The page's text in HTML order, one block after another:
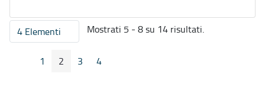
4 ElementiPer pagina
Mostrati 5 - 8 su 14 risultati.
Pagina Precedente
Pagina
1 Pagina
2 Pagina
3 Pagina
4